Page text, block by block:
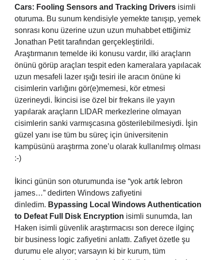
Cars: Fooling Sensors and Tracking Drivers isimli
oturuma. Bu sunum kendisiyle yemekte tanışıp, yemek
sonrası konu üzerine uzun uzun muhabbet ettiğimiz
Jonathan Petit tarafından gerçekleştirildi.
Araştırmanın temelde iki konusu vardır, ilki araçların
önünü görüp araçları tespit eden kameralara yapılacak
uzun mesafeli lazer ışığı tesiri ile aracın önüne ki
cisimlerin varlığını gör(e)memesi, kör etmesi
üzerineydi. İkincisi ise özel bir frekans ile yayın
yapılarak araçların LIDAR merkezlerine olmayan
cisimlerin sanki varmışcasına gösterilebilmesiydi. İşin
güzel yanı ise tüm bu süreç için üniversitenin
kampüsünü araştırma zone’u olarak kullanılmış olması
:-)
İkinci günün son oturumunda ise “yok artık lebron
james…” dedirten Windows zafiyetini
dinledim. Bypassing Local Windows Authentication
to Defeat Full Disk Encryption isimli sunumda, Ian
Haken isimli güvenlik araştırmacısı son derece ilginç
bir business logic zafiyetini anlattı. Zafiyet özetle şu
durumu ele alıyor; varsayın ki bir kurum, tüm